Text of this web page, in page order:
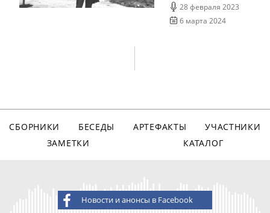
28 февраля 2023
6 марта 2024
СБОРНИКИ БЕСЕДЫ АРТЕФАКТЫ
УЧАСТНИКИ
ЗАМЕТКИ
КАТАЛОГ
Новости и анонсы в Facebook